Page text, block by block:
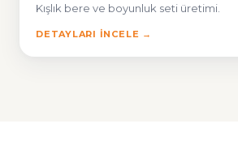
Kışlık bere ve boyunluk seti üretimi.
DETAYLARI İNCELE →